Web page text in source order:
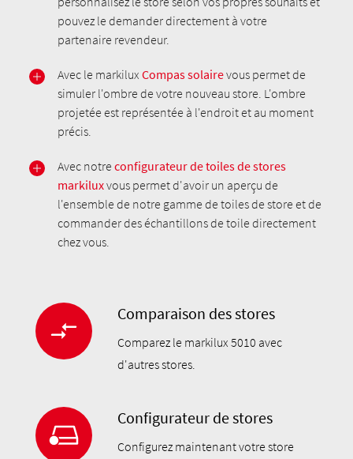
pouvez le demander directement à votre
partenaire revendeur.
Avec le markiluxCompas solairevous permet de
simuler l'ombre de votre nouveau store. L'ombre
projetée est représentée à l'endroit et au moment
précis.
Avec notreconfigurateur de toiles de stores
markiluxvous permet d'avoir un aperçu de
l'ensemble de notre gamme de toiles de store et de
commander des échantillons de toile directement
chez vous.
Comparaison des stores
Comparez le markilux 5010 avec
d'autres stores.
Configurateur de stores
Configurez maintenant votre store